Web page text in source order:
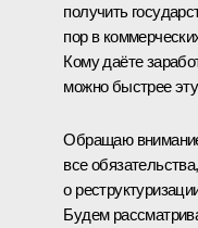
получить
пор в
Кому даёте
можно быстрее
Обращаю
все
о
Будем